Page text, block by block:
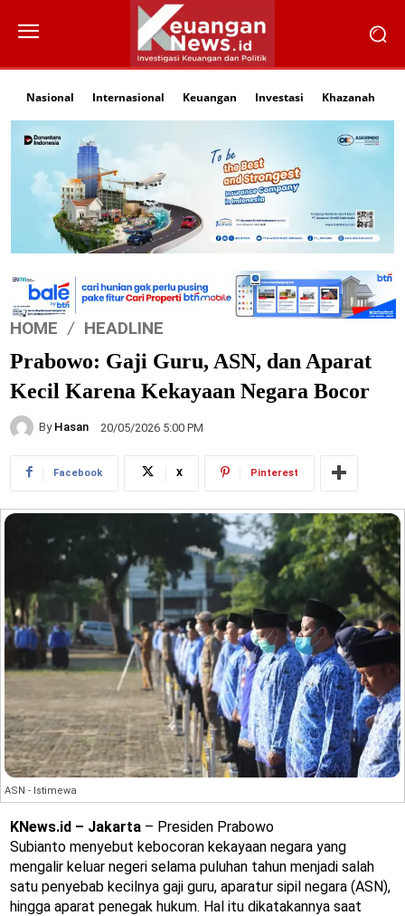
Nasional Internasional Keuangan Investasi Khazanah
HOME HEADLINE
Prabowo: Gaji Guru, ASN, dan Aparat
Kecil Karena Kekayaan Negara Bocor
By Hasan 20/05/2026 5:00 PM
Facebook X Pinterest
ASN - Istimewa
KNews.id – Jakarta – Presiden Prabowo
Subianto menyebut kebocoran kekayaan negara yang
mengalir keluar negeri selama puluhan tahun menjadi salah
satu penyebab kecilnya gaji guru, aparatur sipil negara (ASN),
hingga aparat penegak hukum. Hal itu dikatakannya saat